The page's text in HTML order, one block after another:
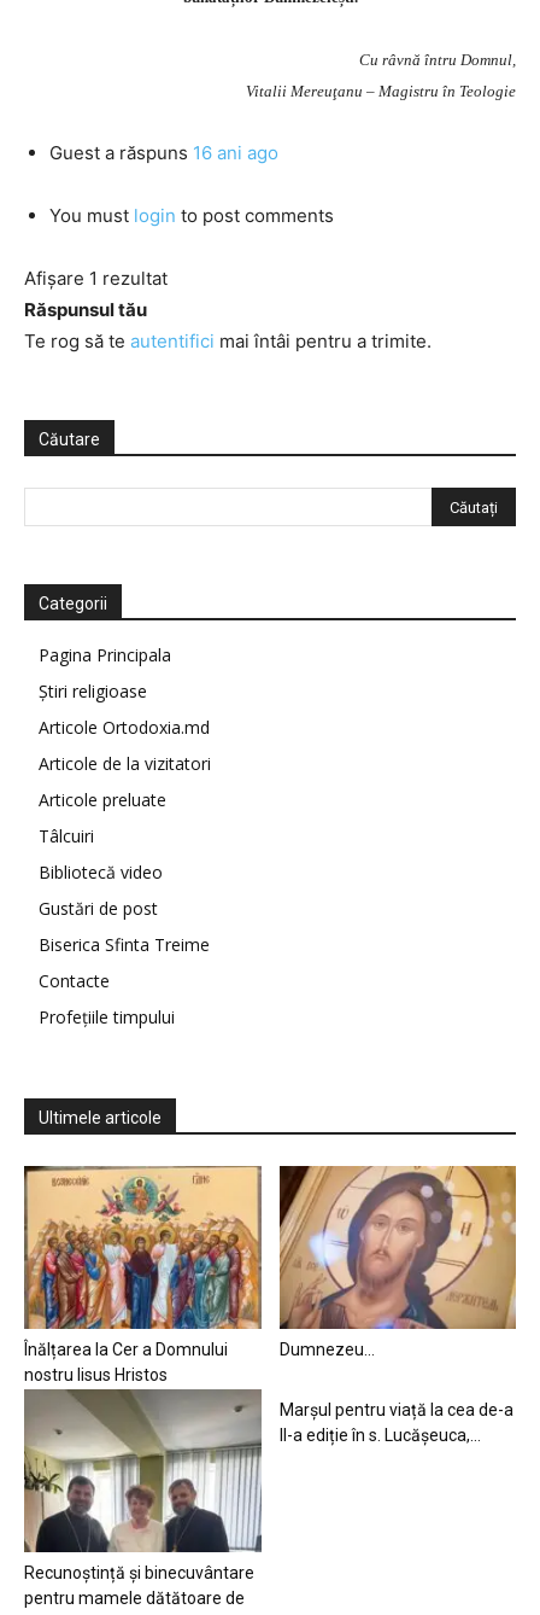
Cu râvnă întru Domnul,
Vitalii Mereuţanu – Magistru în Teologie
Guest a răspuns 16 ani ago
You must login to post comments
Afișare 1 rezultat
Răspunsul tău
Te rog să te autentifici mai întâi pentru a trimite.
Căutare
Categorii
Pagina Principala
Știri religioase
Articole Ortodoxia.md
Articole de la vizitatori
Articole preluate
Tâlcuiri
Bibliotecă video
Gustări de post
Biserica Sfinta Treime
Contacte
Profețiile timpului
Ultimele articole
Înălțarea la Cer a Domnului
nostru Iisus Hristos
Dumnezeu…
Recunoștință și binecuvântare
pentru mamele dătătoare de
Marșul pentru viață la cea de-a
II-a ediție în s. Lucășeuca,...